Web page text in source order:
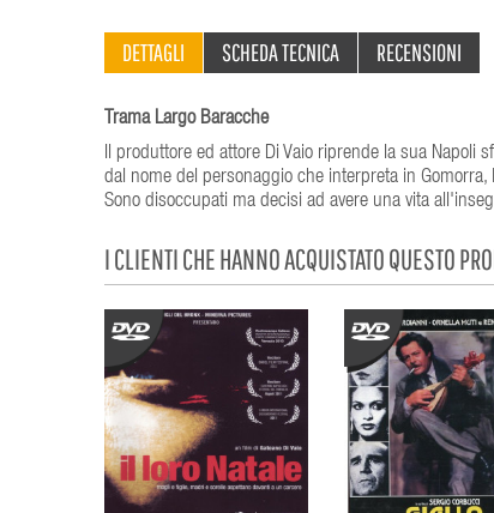
DETTAGLI SCHEDA TECNICA RECENSIONI
Trama Largo Baracche
Il produttore ed attore Di Vaio riprende la sua Napoli
dal nome del personaggio che interpreta in
Sono disoccupati ma decisi ad avere una vita
I CLIENTI CHE HANNO ACQUISTATO QUESTO